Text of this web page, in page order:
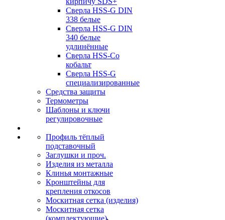
Сверла HSS-G DIN
338 белые
Сверла HSS-G DIN
340 белые
удлинённые
Сверла HSS-Co
кобальт
Сверла HSS-G
специализированные
Средства защиты
Термометры
Шаблоны и ключи
регулировочные
Профиль тёплый
подставочный
Заглушки и проч.
Изделия из металла
Клинья монтажные
Кронштейны для
крепления откосов
Москитная сетка (изделия)
Москитная сетка
(комплектующие)